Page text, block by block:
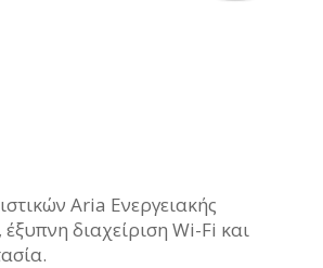
Aria Ενεργειακής
διαχείριση Wi-Fi και